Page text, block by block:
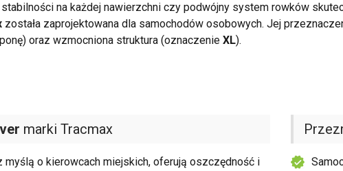
na każdej nawierzchni czy podwójny system rowków
została zaprojektowana dla samochodów osobowych. Jej
oraz wzmocniona struktura (oznaczenie XL).
marki Tracmax
o kierowcach miejskich, oferują oszczędność i